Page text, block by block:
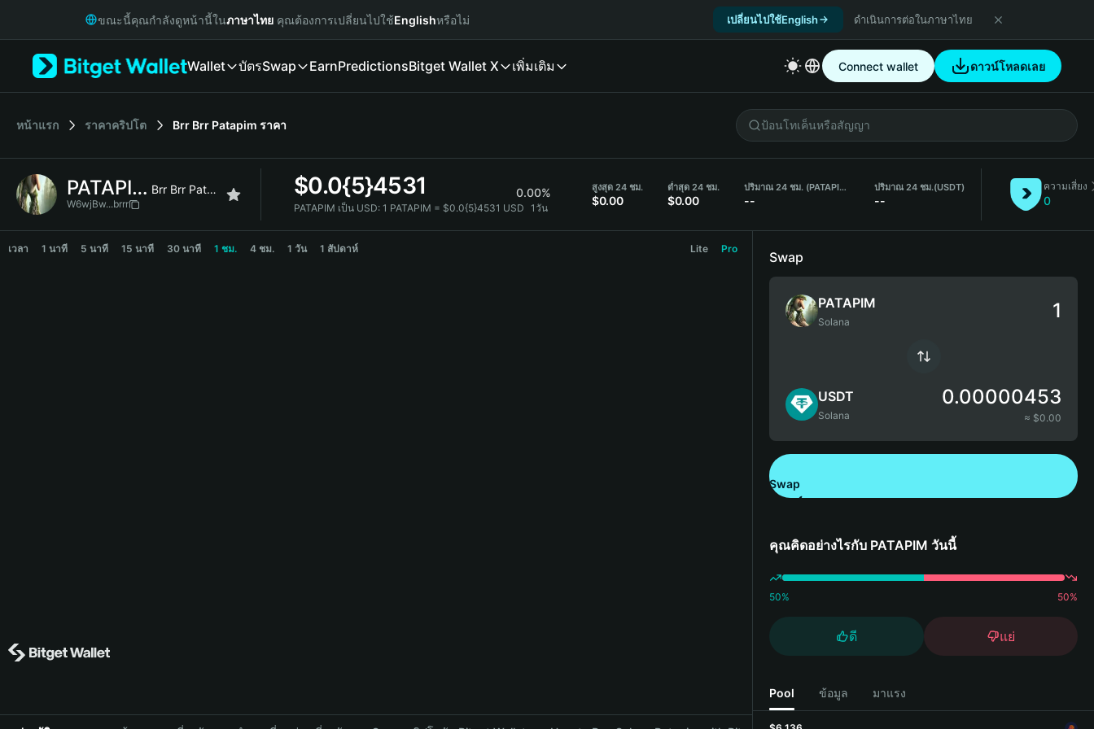
Русский
Italiano
简体中文
繁體中文
Bahasa Indonesia
ขณะนี้คุณกำลังดูหน้านี้ในภาษาไทย คุณต้องการเปลี่ยนไปใช้Englishหรือไม่ เปลี่ยนไปใช้English ดำเนินการต่อในภาษาไทย
Wallet บัตรSwap EarnPredictionsBitget Wallet X เพิ่มเติม Connect wallet ดาวน์โหลดเลย
หน้าแรก ราคาคริปโต Brr Brr Patapim ราคา
PATAPIM Brr Brr Patapim
W6wjBw...brrr
$0.0{5}4531 0.00%
PATAPIM เป็น USD: 1 PATAPIM = $0.0{5}4531 USD 1วัน
สูงสุด 24 ชม.
$0.00
ต่ำสุด 24 ชม.
$0.00
ปริมาณ 24 ชม. (PATAPIM)
--
ปริมาณ 24 ชม.(USDT)
--
ความเสี่ยง
0
PATAPIM Price Chart
เวลา 1 นาที 5 นาที 15 นาที 30 นาที 1 ชม. 4 ชม. 1 วัน 1 สัปดาห์ Lite Pro
Swap
PATAPIM
Solana
USDT
Solana
0.00000453
≈ $0.00
Swap
คุณคิดอย่างไรกับ PATAPIM วันนี้
50% 50%
ดี แย่
Pool ข้อมูล มาแรง